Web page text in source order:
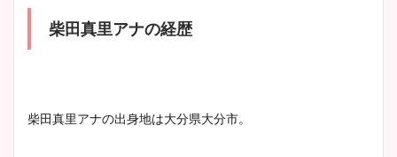
柴田真里アナの経歴
柴田真里アナの出身地は大分県大分市。